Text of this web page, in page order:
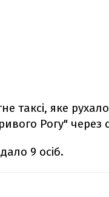
таксі, яке
Рогу" через
9 осіб.